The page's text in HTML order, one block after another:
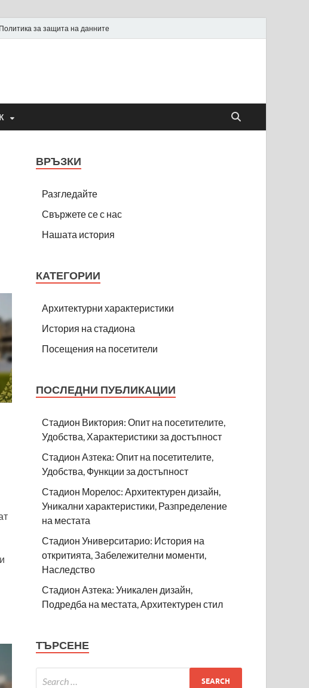
Политика за защита на данните
ВРЪЗКИ
Разгледайте
Свържете се с нас
Нашата история
КАТЕГОРИИ
Архитектурни характеристики
История на стадиона
Посещения на посетители
ПОСЛЕДНИ ПУБЛИКАЦИИ
Стадион Виктория: Опит на посетителите,
Удобства, Характеристики за достъпност
Стадион Азтека: Опит на посетителите,
Удобства, Функции за достъпност
Стадион Морелос: Архитектурен дизайн,
Уникални характеристики, Разпределение
на местата
Стадион Университарио: История на
откритията, Забележителни моменти,
Наследство
Стадион Азтека: Уникален дизайн,
Подредба на местата, Архитектурен стил
ТЪРСЕНЕ